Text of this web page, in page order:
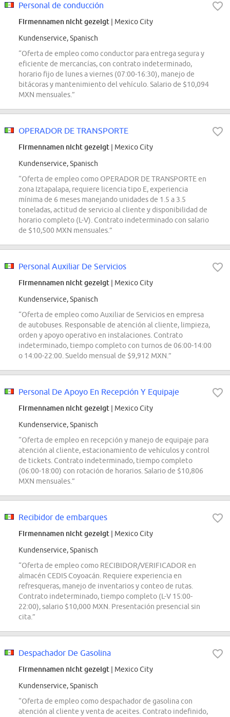
Personal de conducción
Firmennamen nicht gezeigt | Mexico City
Kundenservice, Spanisch
“Oferta de empleo como conductor para entrega segura y
eficiente de mercancías, con contrato indeterminado,
horario fijo de lunes a viernes (07:00-16:30), manejo de
bitácoras y mantenimiento del vehículo. Salario de $10,094
MXN mensuales.”
OPERADOR DE TRANSPORTE
Firmennamen nicht gezeigt | Mexico City
Kundenservice, Spanisch
“Oferta de empleo como OPERADOR DE TRANSPORTE en
zona Iztapalapa, requiere licencia tipo E, experiencia
mínima de 6 meses manejando unidades de 1.5 a 3.5
toneladas, actitud de servicio al cliente y disponibilidad de
horario completo (L-V). Contrato indeterminado con salario
de $10,500 MXN mensuales.”
Personal Auxiliar De Servicios
Firmennamen nicht gezeigt | Mexico City
Kundenservice, Spanisch
“Oferta de empleo como Auxiliar de Servicios en empresa
de autobuses. Responsable de atención al cliente, limpieza,
orden y apoyo operativo en instalaciones. Contrato
indeterminado, tiempo completo con turnos de 06:00-14:00
o 14:00-22:00. Sueldo mensual de $9,912 MXN.”
Personal De Apoyo En Recepción Y Equipaje
Firmennamen nicht gezeigt | Mexico City
Kundenservice, Spanisch
“Oferta de empleo en recepción y manejo de equipaje para
atención al cliente, estacionamiento de vehículos y control
de tickets. Contrato indeterminado, tiempo completo
(06:00-18:00) con rotación de horarios. Salario de $10,806
MXN mensuales.”
Recibidor de embarques
Firmennamen nicht gezeigt | Mexico City
Kundenservice, Spanisch
“Oferta de empleo como RECIBIDOR/VERIFICADOR en
almacén CEDIS Coyoacán. Requiere experiencia en
refresqueras, manejo de inventarios y conteo de rutas.
Contrato indeterminado, tiempo completo (L-V 15:00-
22:00), salario $10,000 MXN. Presentación presencial sin
cita.”
Despachador De Gasolina
Firmennamen nicht gezeigt | Mexico City
Kundenservice, Spanisch
“Oferta de empleo como despachador de gasolina con
atención al cliente y venta de aceites. Contrato indefinido,